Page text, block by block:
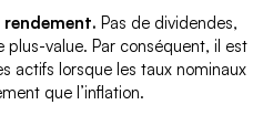
rendement. Pas de dividendes,
plus-value. Par conséquent, il est
actifs lorsque les taux nominaux
que l’inflation.